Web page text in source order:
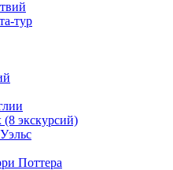
тур
экскурсий)
Поттера